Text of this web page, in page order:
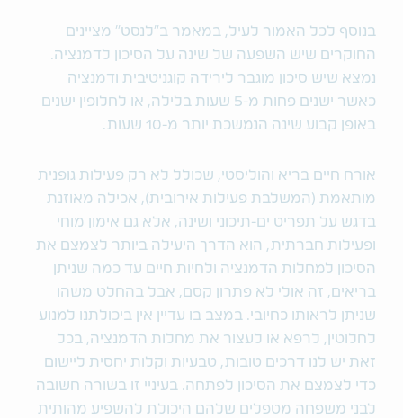
בנוסף לכל האמור לעיל, במאמר ב"לנסט" מציינים
החוקרים שיש השפעה של שינה על הסיכון לדמנציה.
נמצא שיש סיכון מוגבר לירידה קוגניטיבית ודמנציה
כאשר ישנים פחות מ-5 שעות בלילה, או לחלופין ישנים
באופן קבוע שינה הנמשכת יותר מ-10 שעות.
אורח חיים בריא והוליסטי, שכולל לא רק פעילות גופנית
מותאמת (המשלבת פעילות אירובית), אכילה מאוזנת
בדגש על תפריט ים-תיכוני ושינה, אלא גם אימון מוחי
ופעילות חברתית, הוא הדרך היעילה ביותר לצמצם את
הסיכון למחלות הדמנציה ולחיות חיים עד כמה שניתן
בריאים, זה אולי לא פתרון קסם, אבל בהחלט משהו
שניתן לראותו כחיובי. במצב בו עדיין אין ביכולתנו למנוע
לחלוטין, לרפא או לעצור את מחלות הדמנציה, בכל
זאת יש לנו דרכים טובות, טבעיות וקלות יחסית ליישום
כדי לצמצם את הסיכון לפתחה. בעיניי זו בשורה חשובה
לבני משפחה מטפלים שלהם היכולת להשפיע מהותית